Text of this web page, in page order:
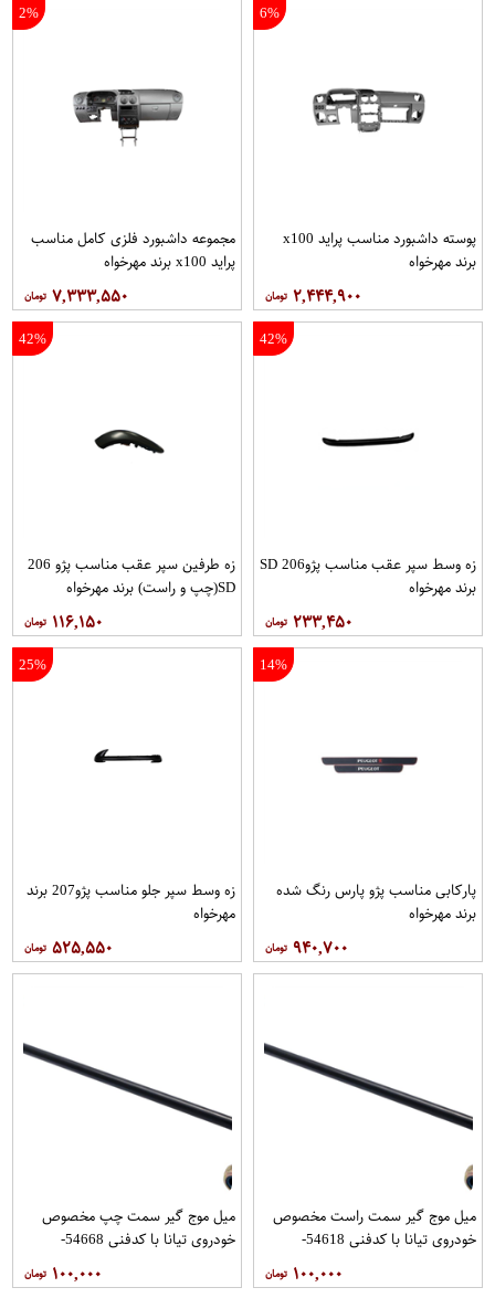
6%
پوسته داشبورد مناسب پراید x100
برند مهرخواه
۲,۴۴۴,۹۰۰
2%
مجموعه داشبورد فلزی كامل مناسب
پراید x100 برند مهرخواه
۷,۳۳۳,۵۵۰
42%
زه وسط سپر عقب مناسب پژو206 SD
برند مهرخواه
۲۳۳,۴۵۰
42%
زه طرفین سپر عقب مناسب پژو 206
SD(چپ و راست) برند مهرخواه
۱۱۶,۱۵۰
14%
پاركابی مناسب پژو پارس رنگ شده
برند مهرخواه
۹۴۰,۷۰۰
25%
زه وسط سپر جلو مناسب پژو207 برند
مهرخواه
۵۲۵,۵۵۰
میل موج گیر سمت راست مخصوص
خودروی تیانا با کدفنی 54618-
1AA0E برندنیسان موتور فروشگاه
مگاموتور
۱۰۰,۰۰۰
میل موج گیر سمت چپ مخصوص
خودروی تیانا با کدفنی 54668-
1AA0E برندنیسان موتور فروشگاه
مگاموتور
۱۰۰,۰۰۰